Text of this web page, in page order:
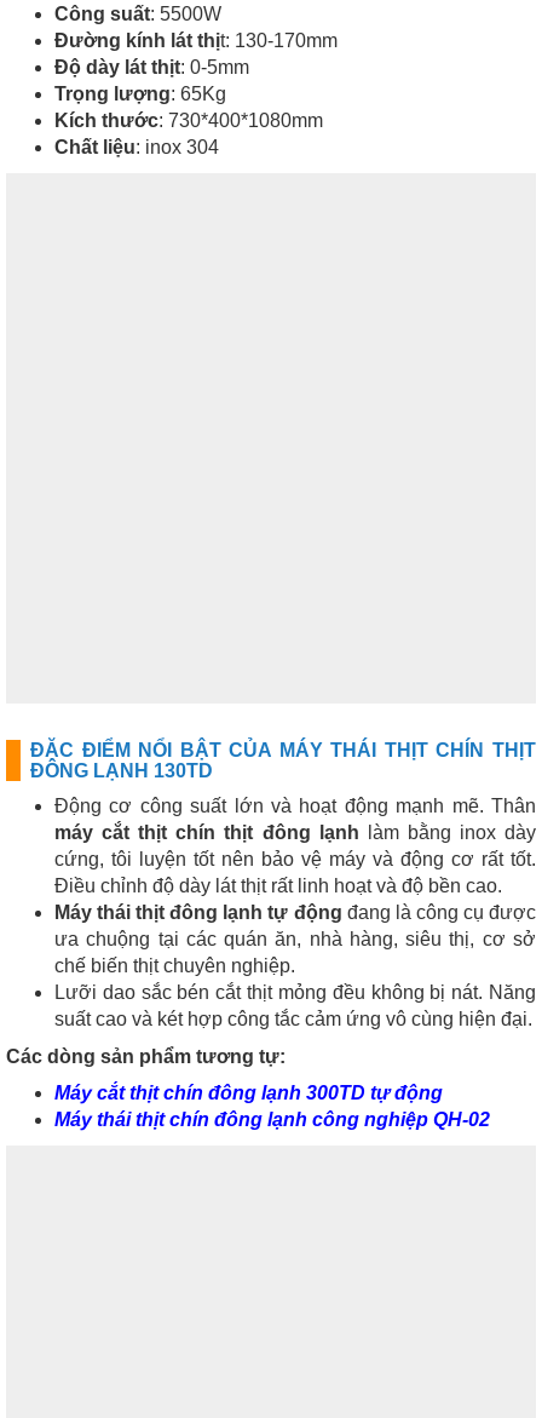
Công suất: 5500W
Đường kính lát thịt: 130-170mm
Độ dày lát thịt: 0-5mm
Trọng lượng: 65Kg
Kích thước: 730*400*1080mm
Chất liệu: inox 304
ĐẶC ĐIỂM NỔI BẬT CỦA MÁY THÁI THỊT CHÍN THỊT
ĐÔNG LẠNH 130TD
Động cơ công suất lớn và hoạt động mạnh mẽ. Thân
máy cắt thịt chín thịt đông lạnh làm bằng inox dày
cứng, tôi luyện tốt nên bảo vệ máy và động cơ rất tốt.
Điều chỉnh độ dày lát thịt rất linh hoạt và độ bền cao.
Máy thái thịt đông lạnh tự động đang là công cụ được
ưa chuộng tại các quán ăn, nhà hàng, siêu thị, cơ sở
chế biến thịt chuyên nghiệp.
Lưỡi dao sắc bén cắt thịt mỏng đều không bị nát. Năng
suất cao và két hợp công tắc cảm ứng vô cùng hiện đại.
Các dòng sản phẩm tương tự:
Máy cắt thịt chín đông lạnh 300TD tự động
Máy thái thịt chín đông lạnh công nghiệp QH-02